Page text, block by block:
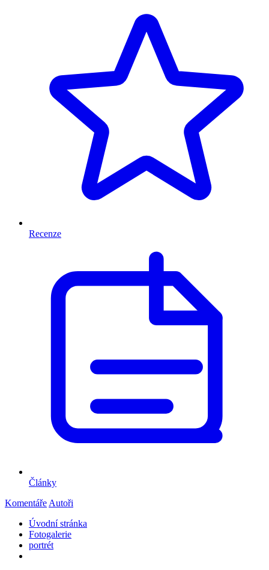
Recenze
Články
Komentáře Autoři
Úvodní stránka
Fotogalerie
portrét